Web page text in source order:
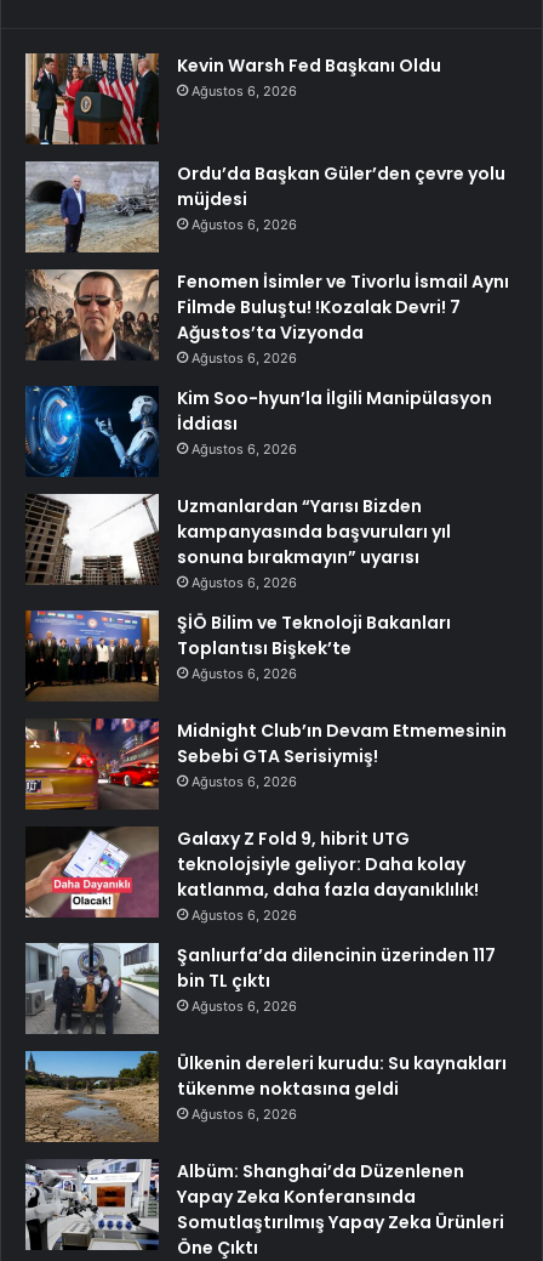
Kevin Warsh Fed Başkanı Oldu
Ağustos 6, 2026
Ordu’da Başkan Güler’den çevre yolu
müjdesi
Ağustos 6, 2026
Fenomen İsimler ve Tivorlu İsmail Aynı
Filmde Buluştu! !Kozalak Devri! 7
Ağustos’ta Vizyonda
Ağustos 6, 2026
Kim Soo-hyun’la İlgili Manipülasyon
İddiası
Ağustos 6, 2026
Uzmanlardan “Yarısı Bizden
kampanyasında başvuruları yıl
sonuna bırakmayın” uyarısı
Ağustos 6, 2026
ŞİÖ Bilim ve Teknoloji Bakanları
Toplantısı Bişkek’te
Ağustos 6, 2026
Midnight Club’ın Devam Etmemesinin
Sebebi GTA Serisiymiş!
Ağustos 6, 2026
Galaxy Z Fold 9, hibrit UTG
teknolojsiyle geliyor: Daha kolay
katlanma, daha fazla dayanıklılık!
Ağustos 6, 2026
Şanlıurfa’da dilencinin üzerinden 117
bin TL çıktı
Ağustos 6, 2026
Ülkenin dereleri kurudu: Su kaynakları
tükenme noktasına geldi
Ağustos 6, 2026
Albüm: Shanghai’da Düzenlenen
Yapay Zeka Konferansında
Somutlaştırılmış Yapay Zeka Ürünleri
Öne Çıktı